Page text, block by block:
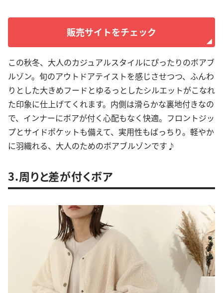
販売サイトをチェック
この秋冬、大人のカジュアルスタイルにぴったりのボアブ
ルゾン。旬のアウトドアテイストを感じさせつつ、ふんわ
りとした大きめフードとゆるっとしたシルエットがこなれ
た印象に仕上げてくれます。内側は滑らかな裏地付きなの
で、インナーにボアが付く心配もなく快適。フロントジッ
プとサイドポケットも備えて、実用性もばっちり。軽やか
に羽織れる、大人のためのボアブルゾンです♪
3.周りと差が付くボア